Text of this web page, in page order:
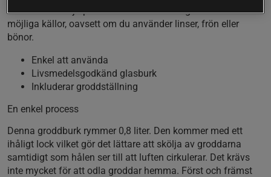
växthus. Med hjälp av denna kan du odla groddar från alla
möjliga källor, oavsett om du använder linser, frön eller
bönor.
Enkel att använda
Livsmedelsgodkänd glasburk
Inkluderar groddställning
En enkel process
Denna groddburk rymmer 0,8 liter. Den kommer med ett
ihåligt lock vilket gör det lättare att skölja av groddarna
samtidigt som hålen ser till att luften cirkulerar. Det krävs
inte mycket för att odla groddar hemma. Först och främst